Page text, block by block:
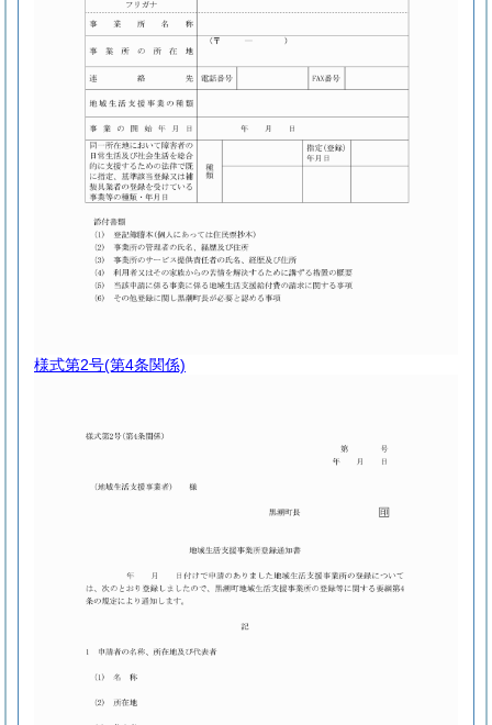
様式第2号(第4条関係)